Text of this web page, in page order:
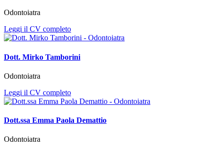
Odontoiatra
Leggi il CV completo
Dott. Mirko Tamborini
Odontoiatra
Leggi il CV completo
Dott.ssa Emma Paola Demattio
Odontoiatra